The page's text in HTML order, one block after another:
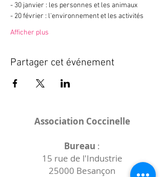
- 30 janvier : les personnes et les animaux
- 20 février : l'environnement et les activités
Afficher plus
Partager cet événement
Association Coccinelle
Bureau :
15 rue de l'Industrie
25000 Besançon